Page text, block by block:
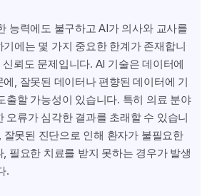
능력에도 불구하고 AI가 의사와 교사를
기에는 몇 가지 중요한 한계가 존재합니
신뢰도 문제입니다. AI 기술은 데이터에
에, 잘못된 데이터나 편향된 데이터에 기
출할 가능성이 있습니다. 특히 의료 분야
오류가 심각한 결과를 초래할 수 있습니
잘못된 진단으로 인해 환자가 불필요한
, 필요한 치료를 받지 못하는 경우가 발생
.